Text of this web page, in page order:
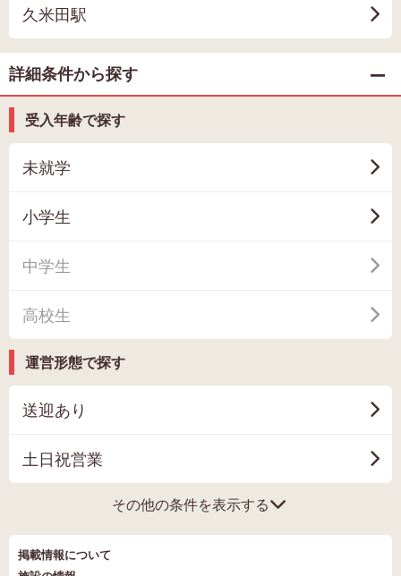
久米田駅
詳細条件から探す
受入年齢で探す
未就学
小学生
中学生
高校生
運営形態で探す
送迎あり
土日祝営業
その他の条件を表示する
掲載情報について